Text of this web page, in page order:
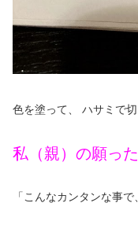
色を塗って、 ハサミで
私（親）の願っ
「こんなカンタンな事